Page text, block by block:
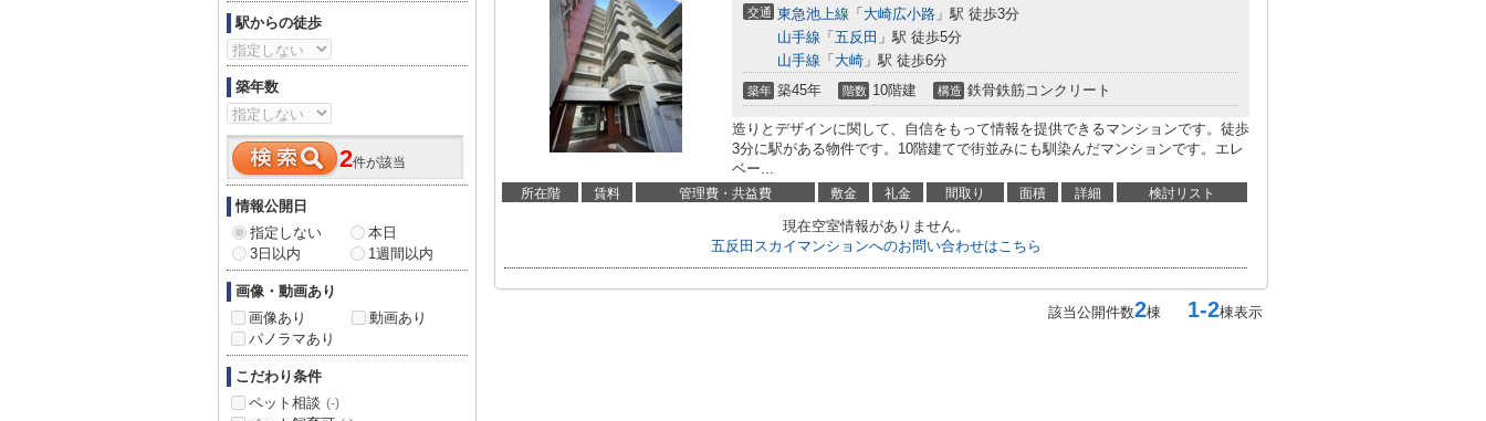
交通 東急池上線 「 大崎広小路 」駅 徒歩3分
山手線 「 五反田 」駅 徒歩5分
山手線 「 大崎 」駅 徒歩6分
築年 築45年 階数 10階建 構造 鉄骨鉄筋コンクリート
造りとデザインに関して、自信をもって情報を提供できるマンションです。徒歩
3分に駅がある物件です。10階建てで街並みにも馴染んだマンションです。エレ
ベー...
所在階 賃料 管理費・共益費 敷金 礼金 間取り 面積 詳細 検討リスト
現在空室情報がありません。
五反田スカイマンションへのお問い合わせはこちら
該当公開件数2棟 1-2棟表示
駅からの徒歩
築年数
2件が該当
情報公開日
指定しない
本日
3日以内
1週間以内
画像・動画あり
画像あり
動画あり
パノラマあり
こだわり条件
ペット相談 (-)